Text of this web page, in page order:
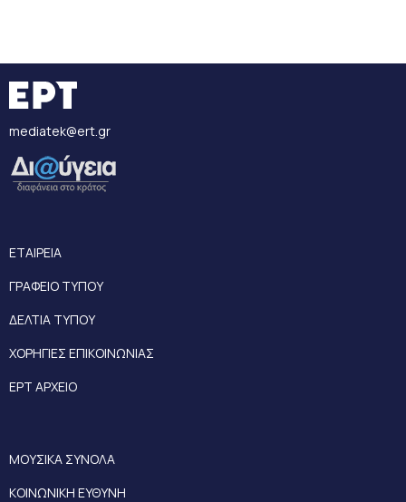
mediatek@ert.gr
ΕΤΑΙΡΕΙΑ
ΓΡΑΦΕΙΟ ΤΥΠΟΥ
ΔΕΛΤΙΑ ΤΥΠΟΥ
ΧΟΡΗΓΙΕΣ ΕΠΙΚΟΙΝΩΝΙΑΣ
ΕΡΤ ΑΡΧΕΙΟ
ΜΟΥΣΙΚΑ ΣΥΝΟΛΑ
ΚΟΙΝΩΝΙΚΗ ΕΥΘΥΝΗ